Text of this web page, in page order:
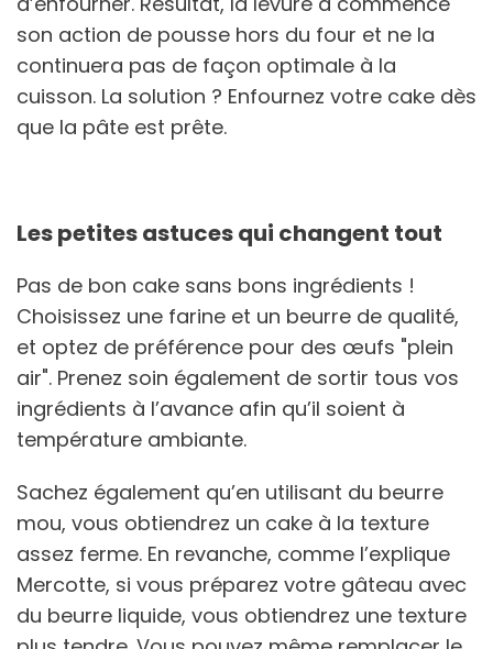
son action de pousse hors du four et ne la
continuera pas de façon optimale à la
cuisson. La solution ? Enfournez votre cake dès
que la pâte est prête.
Les petites astuces qui changent tout
Pas de bon cake sans bons ingrédients !
Choisissez une farine et un beurre de qualité,
et optez de préférence pour des œufs "plein
air". Prenez soin également de sortir tous vos
ingrédients à l’avance afin qu’il soient à
température ambiante.
Sachez également qu’en utilisant du beurre
mou, vous obtiendrez un cake à la texture
assez ferme. En revanche, comme l’explique
Mercotte, si vous préparez votre gâteau avec
du beurre liquide, vous obtiendrez une texture